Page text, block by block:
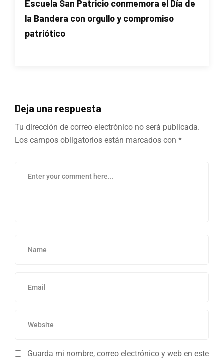
Escuela San Patricio conmemora el Día de
la Bandera con orgullo y compromiso
patriótico
Deja una respuesta
Tu dirección de correo electrónico no será publicada.
Los campos obligatorios están marcados con *
Guarda mi nombre, correo electrónico y web en este